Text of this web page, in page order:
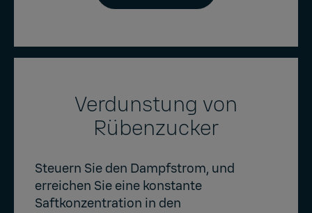
Verdunstung von
Rübenzucker
Steuern Sie den Dampfstrom, und
erreichen Sie eine konstante
Saftkonzentration in den